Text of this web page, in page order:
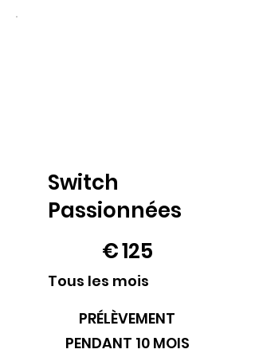
Switch
Passionnées
€125
Tous les mois
PRÉLÈVEMENT
PENDANT 10 MOIS